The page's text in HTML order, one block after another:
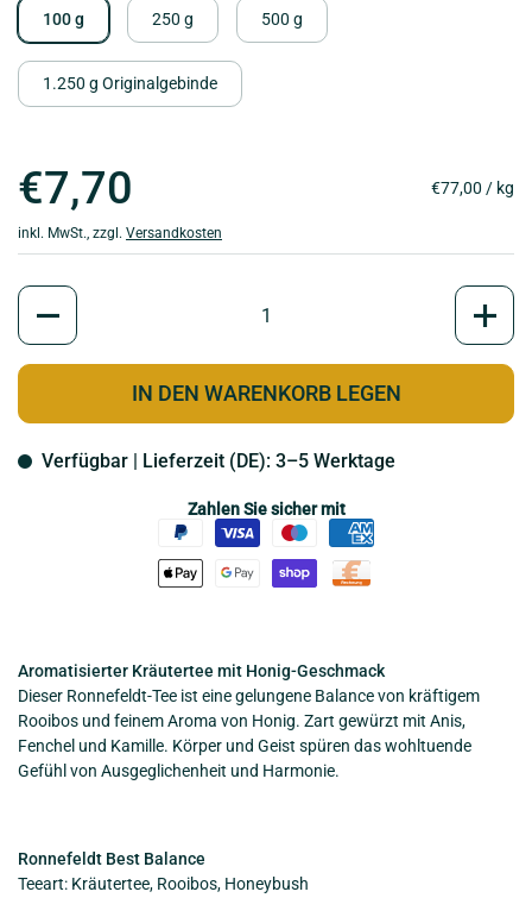
100 g 250 g 500 g
1.250 g Originalgebinde
€7,70 €77,00 / kg
inkl. MwSt., zzgl. Versandkosten
Anzahl
IN DEN WARENKORB LEGEN
Verfügbar | Lieferzeit (DE): 3–5 Werktage
Zahlen Sie sicher mit
Aromatisierter Kräutertee mit Honig-Geschmack
Dieser Ronnefeldt-Tee ist eine gelungene Balance von kräftigem
Rooibos und feinem Aroma von Honig. Zart gewürzt mit Anis,
Fenchel und Kamille. Körper und Geist spüren das wohltuende
Gefühl von Ausgeglichenheit und Harmonie.
Ronnefeldt Best Balance
Teeart: Kräutertee, Rooibos, Honeybush